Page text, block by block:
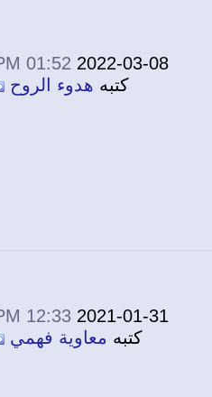
2022-03-08
01:52 PM
كتبههدوء الروح
2021-01-31
12:33 PM
كتبهمعاوية فهمي